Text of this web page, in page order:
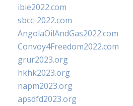
ibie2022.com
sbcc-2022.com
AngolaOilAndGas2022.com
Convoy4Freedom2022.com
grur2023.org
hkhk2023.org
napm2023.org
apsdfd2023.org